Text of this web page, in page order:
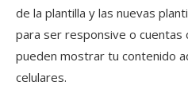
de la plantilla y las nuevas
para ser responsive o cuentas
pueden mostrar tu contenido
celulares.